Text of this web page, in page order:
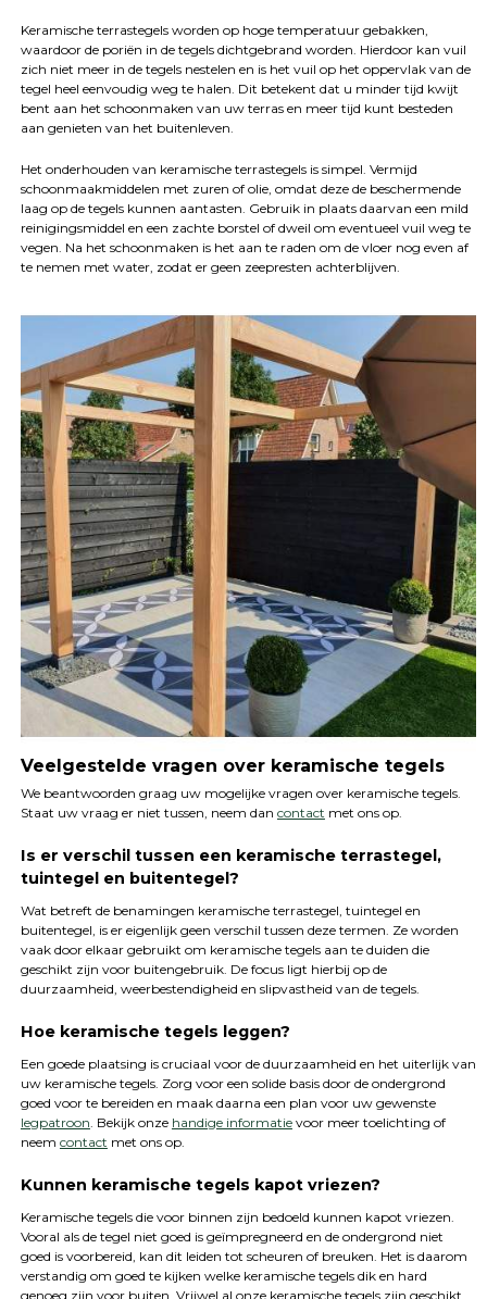
Keramische terrastegels worden op hoge temperatuur gebakken,
waardoor de poriën in de tegels dichtgebrand worden. Hierdoor kan vuil
zich niet meer in de tegels nestelen en is het vuil op het oppervlak van de
tegel heel eenvoudig weg te halen. Dit betekent dat u minder tijd kwijt
bent aan het schoonmaken van uw terras en meer tijd kunt besteden
aan genieten van het buitenleven.
Het onderhouden van keramische terrastegels is simpel. Vermijd
schoonmaakmiddelen met zuren of olie, omdat deze de beschermende
laag op de tegels kunnen aantasten. Gebruik in plaats daarvan een mild
reinigingsmiddel en een zachte borstel of dweil om eventueel vuil weg te
vegen. Na het schoonmaken is het aan te raden om de vloer nog even af
te nemen met water, zodat er geen zeepresten achterblijven.
Veelgestelde vragen over keramische tegels
We beantwoorden graag uw mogelijke vragen over keramische tegels.
Staat uw vraag er niet tussen, neem dan contact met ons op.
Is er verschil tussen een keramische terrastegel,
tuintegel en buitentegel?
Wat betreft de benamingen keramische terrastegel, tuintegel en
buitentegel, is er eigenlijk geen verschil tussen deze termen. Ze worden
vaak door elkaar gebruikt om keramische tegels aan te duiden die
geschikt zijn voor buitengebruik. De focus ligt hierbij op de
duurzaamheid, weerbestendigheid en slipvastheid van de tegels.
Hoe keramische tegels leggen?
Een goede plaatsing is cruciaal voor de duurzaamheid en het uiterlijk van
uw keramische tegels. Zorg voor een solide basis door de ondergrond
goed voor te bereiden en maak daarna een plan voor uw gewenste
legpatroon. Bekijk onze handige informatievoor meer toelichting of
neem contact met ons op.
Kunnen keramische tegels kapot vriezen?
Keramische tegels die voor binnen zijn bedoeld kunnen kapot vriezen.
Vooral als de tegel niet goed is geïmpregneerd en de ondergrond niet
goed is voorbereid, kan dit leiden tot scheuren of breuken. Het is daarom
verstandig om goed te kijken welke keramische tegels dik en hard
genoeg zijn voor buiten. Vrijwel al onze keramische tegels zijn geschikt